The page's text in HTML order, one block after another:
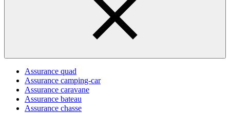
Assurance quad
Assurance camping-car
Assurance caravane
Assurance bateau
Assurance chasse